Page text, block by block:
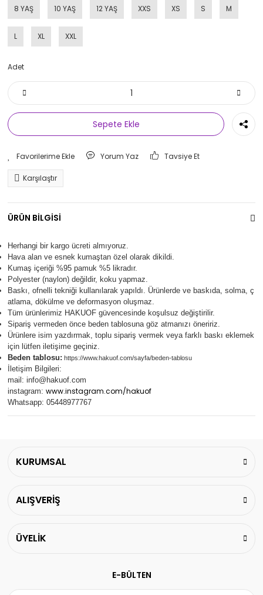
8 YAŞ 10 YAŞ 12 YAŞ XXS XS S M
L XL XXL
Adet
Sepete Ekle
Yorum Yaz Tavsiye Et
Karşılaştır
ÜRÜN BİLGİSİ
Herhangi bir kargo ücreti almıyoruz.
Hava alan ve esnek kumaştan özel olarak dikildi.
Kumaş içeriği %95 pamuk %5 likradır.
Polyester (naylon) değildir, koku yapmaz.
Baskı, ofnelli tekniği kullanılarak yapıldı. Ürünlerde ve baskıda, solma, ç
atlama, dökülme ve deformasyon oluşmaz.
Tüm ürünlerimiz HAKUOF güvencesinde koşulsuz değiştirilir.
Sipariş vermeden önce beden tablosuna göz atmanızı öneririz.
Ürünlere isim yazdırmak, toplu sipariş vermek veya farklı baskı eklemek
için lütfen iletişime geçiniz.
Beden tablosu: https://www.hakuof.com/sayfa/beden-tablosu
İletişim Bilgileri:
mail: info@hakuof.com
instagram: www.instagram.com/hakuof
Whatsapp: 05448977767
KURUMSAL
ALIŞVERİŞ
ÜYELİK
E-BÜLTEN